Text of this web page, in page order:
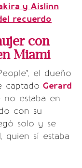
y Aislinn
recuerdo
con
Miami
el dueño
captado Gerard
estaba en
con su
solo y se
quien sí estaba